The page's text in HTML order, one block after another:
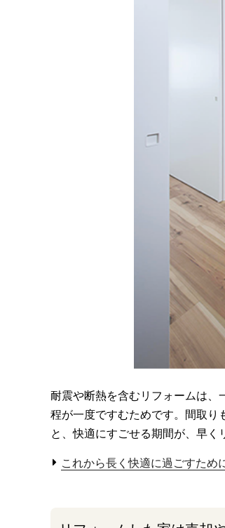
耐震や断熱を含むリフォームは、
程が一度ですむためです。間取り
と、快適にすごせる期間が、早く
これから長く快適に過ごすため